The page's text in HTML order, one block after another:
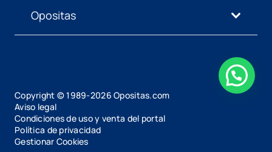
Opositas
Copyright © 1989-2026 Opositas.com
Aviso legal
Condiciones de uso y venta del portal
Política de privacidad
Gestionar Cookies